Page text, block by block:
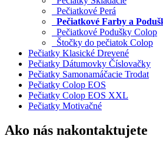
Pečiatkové Perá
Pečiatkové Farby a
Pečiatkové Podušky Colop
Štočky do pečiatok Colop
Pečiatky Klasické Drevené
Pečiatky Dátumovky Číslovačky
Pečiatky Samonamáčacie Trodat
Pečiatky Colop EOS
Pečiatky Colop EOS XXL
Pečiatky Motivačné
Ako nás nakontaktujete